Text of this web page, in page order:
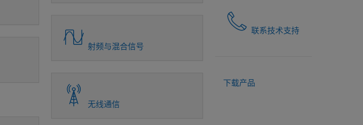
射频与混合信号
无线通信
联系技术支持
下载产品